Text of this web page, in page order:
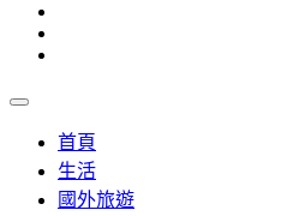
首頁
生活
國外旅遊